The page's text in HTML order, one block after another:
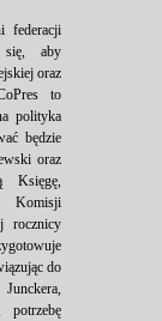
federacji
się, aby
oraz
to
polityka
będzie
oraz
Księgę,
Komisji
rocznicy
do